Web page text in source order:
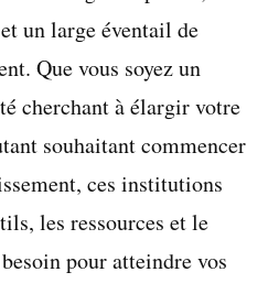
un large éventail de
Que vous soyez un
cherchant à élargir votre
souhaitant commencer
ces institutions
les ressources et le
pour atteindre vos